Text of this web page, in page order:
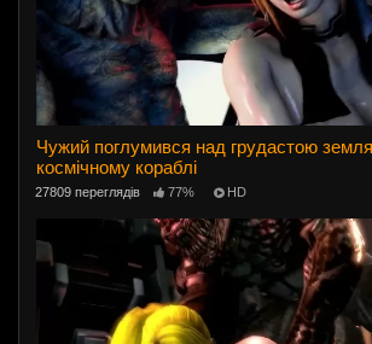
Чужий поглумився над грудастою
космічному кораблі
27809 переглядів 77% HD